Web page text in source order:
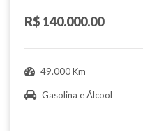
R$ 140.000.00
49.000 Km
Gasolina e Álcool